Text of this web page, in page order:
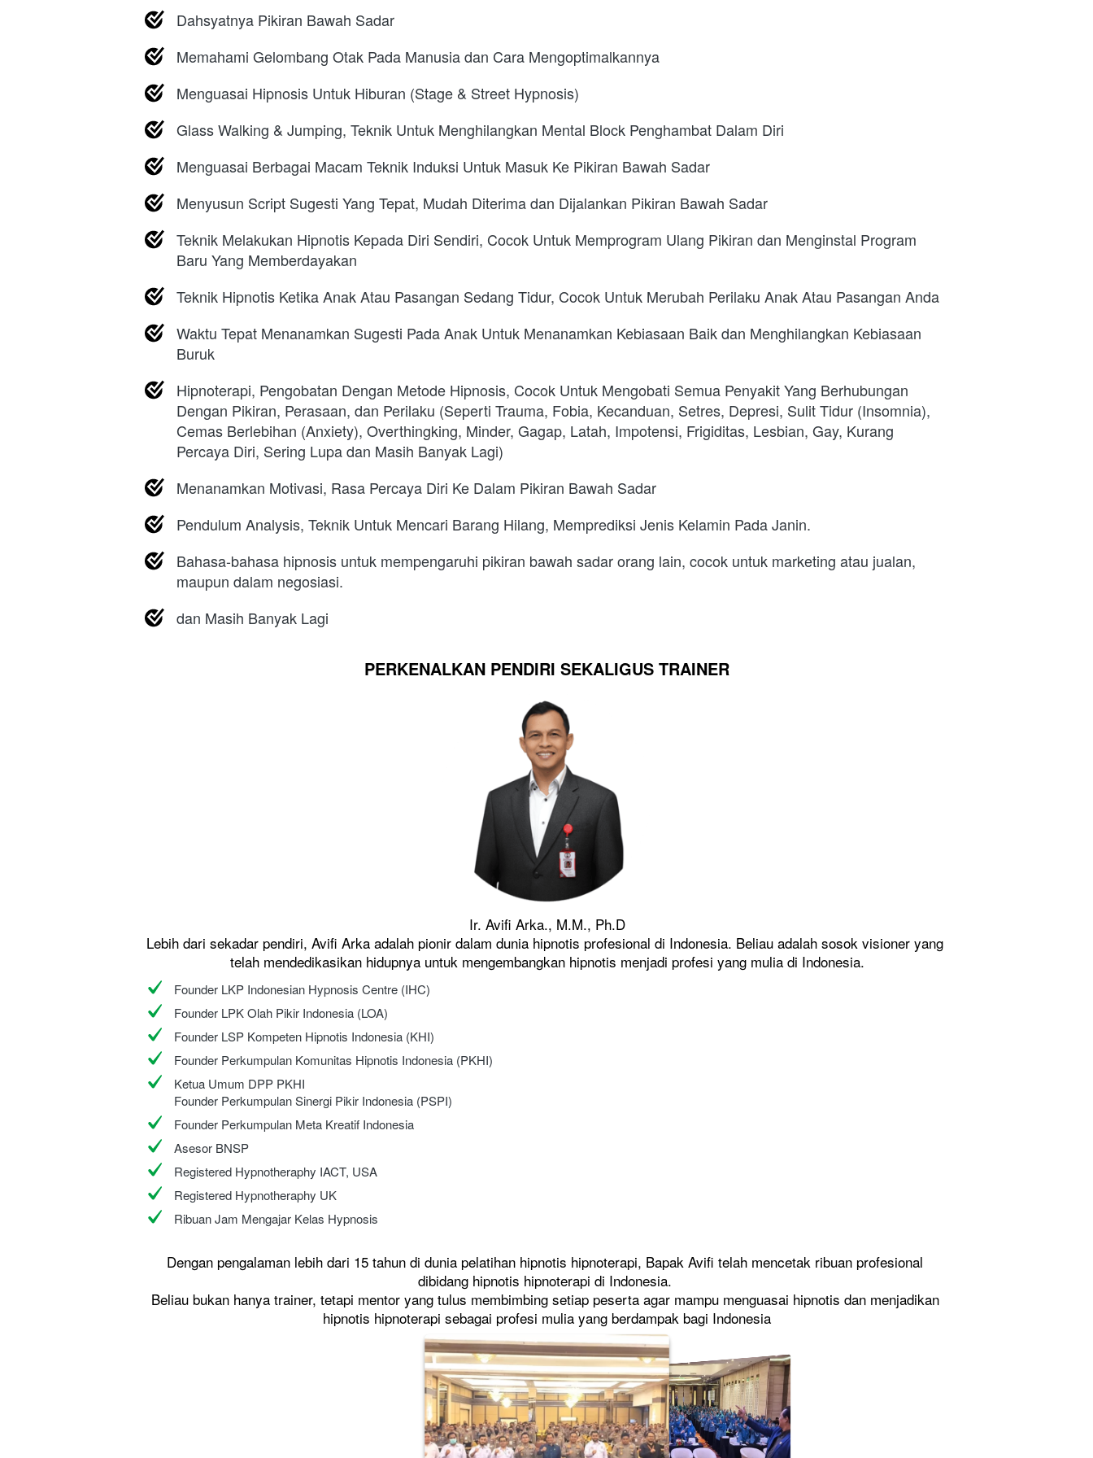
Dahsyatnya Pikiran Bawah Sadar
Memahami Gelombang Otak Pada Manusia dan Cara Mengoptimalkannya
Menguasai Hipnosis Untuk Hiburan (Stage & Street Hypnosis)
Glass Walking & Jumping, Teknik Untuk Menghilangkan Mental Block Penghambat Dalam Diri
Menguasai Berbagai Macam Teknik Induksi Untuk Masuk Ke Pikiran Bawah Sadar
Menyusun Script Sugesti Yang Tepat, Mudah Diterima dan Dijalankan Pikiran Bawah Sadar
Teknik Melakukan Hipnotis Kepada Diri Sendiri, Cocok Untuk Memprogram Ulang Pikiran dan Menginstal Program
Baru Yang Memberdayakan
Teknik Hipnotis Ketika Anak Atau Pasangan Sedang Tidur, Cocok Untuk Merubah Perilaku Anak Atau Pasangan Anda
Waktu Tepat Menanamkan Sugesti Pada Anak Untuk Menanamkan Kebiasaan Baik dan Menghilangkan Kebiasaan
Buruk
Hipnoterapi, Pengobatan Dengan Metode Hipnosis, Cocok Untuk Mengobati Semua Penyakit Yang Berhubungan
Dengan Pikiran, Perasaan, dan Perilaku (Seperti Trauma, Fobia, Kecanduan, Setres, Depresi, Sulit Tidur (Insomnia),
Cemas Berlebihan (Anxiety), Overthingking, Minder, Gagap, Latah, Impotensi, Frigiditas, Lesbian, Gay, Kurang
Percaya Diri, Sering Lupa dan Masih Banyak Lagi)
Menanamkan Motivasi, Rasa Percaya Diri Ke Dalam Pikiran Bawah Sadar
Pendulum Analysis, Teknik Untuk Mencari Barang Hilang, Memprediksi Jenis Kelamin Pada Janin.
Bahasa-bahasa hipnosis untuk mempengaruhi pikiran bawah sadar orang lain, cocok untuk marketing atau jualan,
maupun dalam negosiasi.
dan Masih Banyak Lagi
PERKENALKAN PENDIRI SEKALIGUS TRAINER
Ir. Avifi Arka., M.M., Ph.D
Lebih dari sekadar pendiri, Avifi Arka adalah pionir dalam dunia hipnotis profesional di Indonesia. Beliau adalah sosok visioner yang
telah mendedikasikan hidupnya untuk mengembangkan hipnotis menjadi profesi yang mulia di Indonesia.
Founder LKP Indonesian Hypnosis Centre (IHC)
Founder LPK Olah Pikir Indonesia (LOA)
Founder LSP Kompeten Hipnotis Indonesia (KHI)
Founder Perkumpulan Komunitas Hipnotis Indonesia (PKHI)
Ketua Umum DPP PKHI
Founder Perkumpulan Sinergi Pikir Indonesia (PSPI)
Founder Perkumpulan Meta Kreatif Indonesia
Asesor BNSP
Registered Hypnotheraphy IACT, USA
Registered Hypnotheraphy UK
Ribuan Jam Mengajar Kelas Hypnosis
Dengan pengalaman lebih dari 15 tahun di dunia pelatihan hipnotis hipnoterapi, Bapak Avifi telah mencetak ribuan profesional
dibidang hipnotis hipnoterapi di Indonesia.
Beliau bukan hanya trainer, tetapi mentor yang tulus membimbing setiap peserta agar mampu menguasai hipnotis dan menjadikan
hipnotis hipnoterapi sebagai profesi mulia yang berdampak bagi Indonesia